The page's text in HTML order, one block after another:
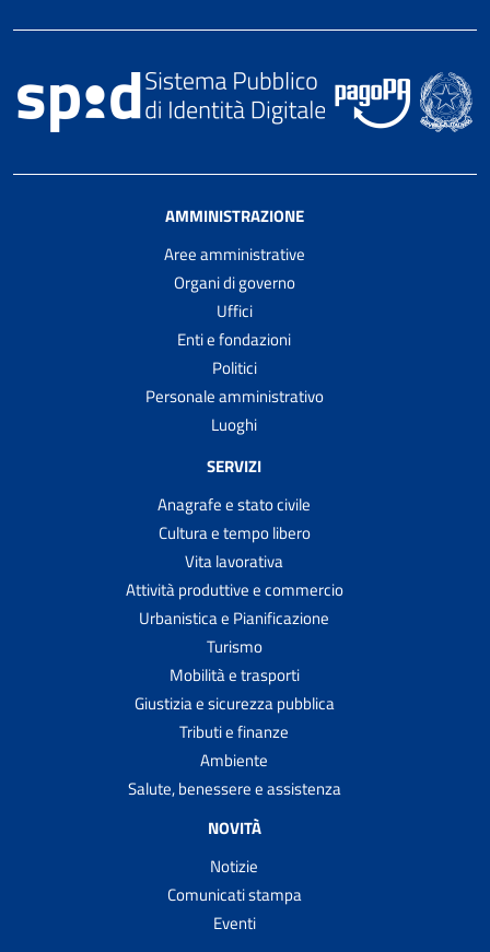
AMMINISTRAZIONE
Aree amministrative
Organi di governo
Uffici
Enti e fondazioni
Politici
Personale amministrativo
Luoghi
SERVIZI
Anagrafe e stato civile
Cultura e tempo libero
Vita lavorativa
Attività produttive e commercio
Urbanistica e Pianificazione
Turismo
Mobilità e trasporti
Giustizia e sicurezza pubblica
Tributi e finanze
Ambiente
Salute, benessere e assistenza
NOVITÀ
Notizie
Comunicati stampa
Eventi